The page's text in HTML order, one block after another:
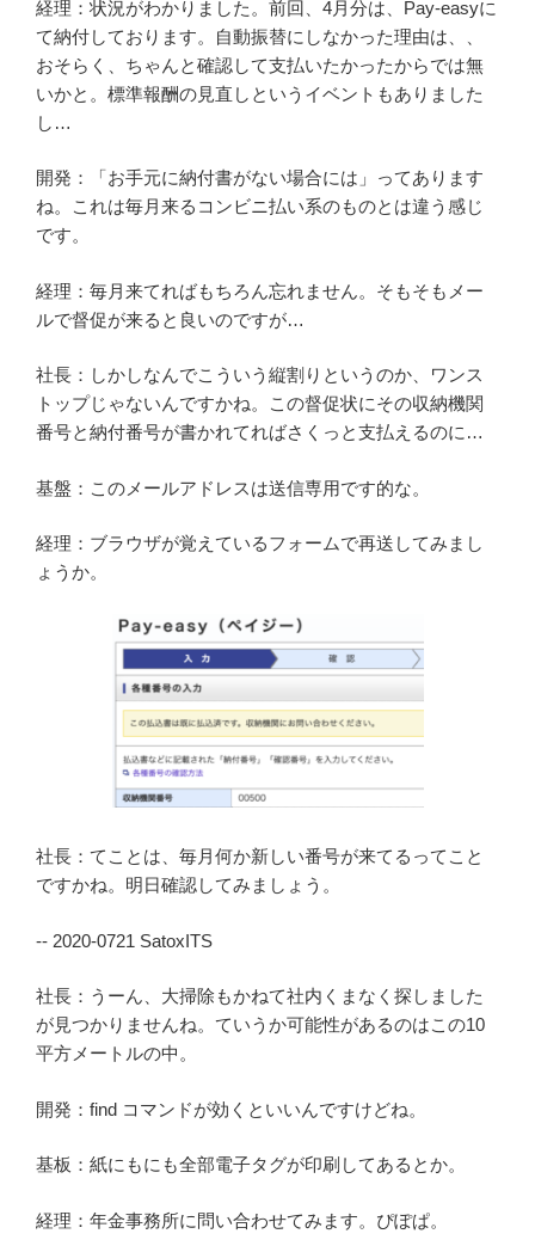
経理：状況がわかりました。前回、4月分は、Pay-easyに
て納付しております。自動振替にしなかった理由は、、
おそらく、ちゃんと確認して支払いたかったからでは無
いかと。標準報酬の見直しというイベントもありました
し…
開発：「お手元に納付書がない場合には」ってあります
ね。これは毎月来るコンビニ払い系のものとは違う感じ
です。
経理：毎月来てればもちろん忘れません。そもそもメー
ルで督促が来ると良いのですが…
社長：しかしなんでこういう縦割りというのか、ワンス
トップじゃないんですかね。この督促状にその収納機関
番号と納付番号が書かれてればさくっと支払えるのに…
基盤：このメールアドレスは送信専用です的な。
経理：ブラウザが覚えているフォームで再送してみまし
ょうか。
社長：てことは、毎月何か新しい番号が来てるってこと
ですかね。明日確認してみましょう。
-- 2020-0721 SatoxITS
社長：うーん、大掃除もかねて社内くまなく探しました
が見つかりませんね。ていうか可能性があるのはこの10
平方メートルの中。
開発：find コマンドが効くといいんですけどね。
基板：紙にもにも全部電子タグが印刷してあるとか。
経理：年金事務所に問い合わせてみます。ぴぽぱ。